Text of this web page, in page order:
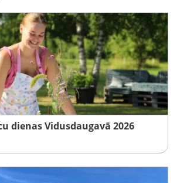
dienas Vidusdaugavā 2026